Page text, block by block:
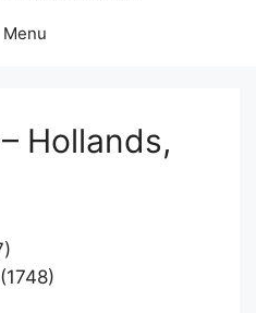
Menu
Hollands,